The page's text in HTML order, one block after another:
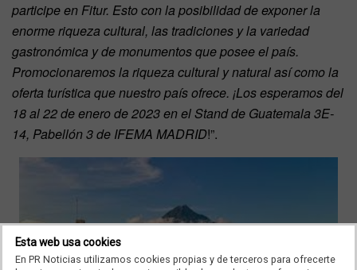
participe en Fitur. Esto con la posibilidad de exponer la
enorme riqueza cultural, las tradiciones y la variedad
gastronómica y de monumentos que posee el país.
Promocionaremos la riqueza cultural y natural así como la
oferta turística que nuestro país ofrece. ¡Los esperamos del
18 al 22 de enero de 2023 en el Stand de Guatemala 3E-
14, Pabellón 3 de IFEMA MADRID!”.
Esta web usa cookies
En PR Noticias utilizamos cookies propias y de terceros para ofrecerte